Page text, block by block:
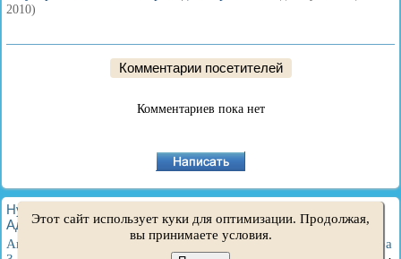
2010)
Комментарии посетителей
Комментариев пока нет
HyundaiBook.ru © 2018-2026
·
Администрация·Поиск по сайту·Владельцам Хендай
Акцент 1 ·Акцент 3·Элантра 1·
Элантра
Этот сайт использует куки для оптимизации. Продолжая,
вы принимаете условия.